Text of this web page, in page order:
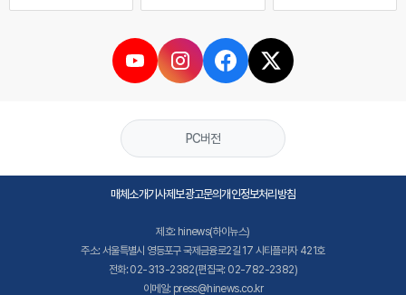
PC버전
매체소개기사제보광고문의개인정보처리방침
제호: hinews(하이뉴스)
주소: 서울특별시 영등포구 국제금융로2길 17 시티플라자 421호
전화: 02-313-2382(편집국: 02-782-2382)
이메일: press@hinews.co.kr